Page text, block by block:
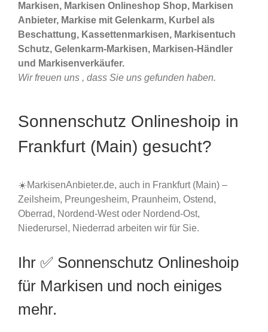
Markisen, Markisen Onlineshop Shop, Markisen
Anbieter, Markise mit Gelenkarm, Kurbel als
Beschattung, Kassettenmarkisen, Markisentuch
Schutz, Gelenkarm-Markisen, Markisen-Händler
und Markisenverkäufer.
Wir freuen uns , dass Sie uns gefunden haben.
Sonnenschutz Onlineshoip in
Frankfurt (Main) gesucht?
☀️MarkisenAnbieter.de, auch in Frankfurt (Main) –
Zeilsheim, Preungesheim, Praunheim, Ostend,
Oberrad, Nordend-West oder Nordend-Ost,
Niederursel, Niederrad arbeiten wir für Sie.
Ihr ✅ Sonnenschutz Onlineshoip
für Markisen und noch einiges
mehr.